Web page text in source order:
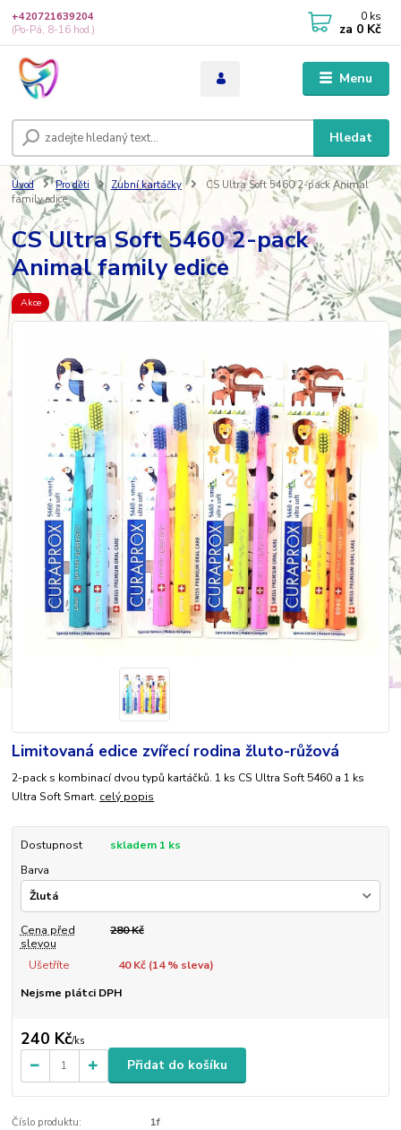
Menu
Hledat
+420721639204
(Po-Pá, 8-16 hod.)
0 ks
za 0 Kč
Úvod Pro děti Zubní kartáčky
CS Ultra Soft 5460 2-pack Animal
family edice
CS Ultra Soft 5460 2-pack
Animal family edice
Akce
Limitovaná edice zvířecí rodina žluto-růžová
2-pack s kombinací dvou typů kartáčků. 1 ks CS Ultra Soft 5460 a 1 ks
Ultra Soft Smart. celý popis
Dostupnost
skladem 1 ks
Barva
Cena před
slevou
280 Kč
Ušetříte 40 Kč (14% sleva)
Nejsme plátci DPH
240 Kč/ks
Přidat do košíku
Číslo produktu:
1f